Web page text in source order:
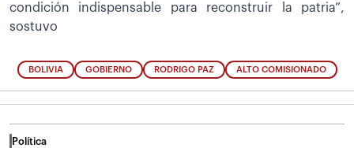
condición indispensable para reconstruir la patria”,
sostuvo
BOLIVIA GOBIERNO RODRIGO PAZ ALTO COMISIONADO
Política